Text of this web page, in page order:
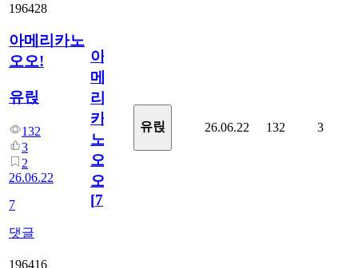
196428
아메리카노
오오!
유릱
132
3
2
26.06.22
7
댓글
아
메
리
카
노
오
오!
[7]
유릱 26.06.22 132 3
196416